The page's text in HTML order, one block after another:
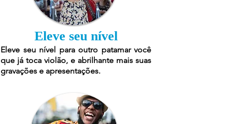
Eleve seu nível
Eleve seu nível para outro patamar você
que já toca violão, e abrilhante mais suas
gravações e apresentações.